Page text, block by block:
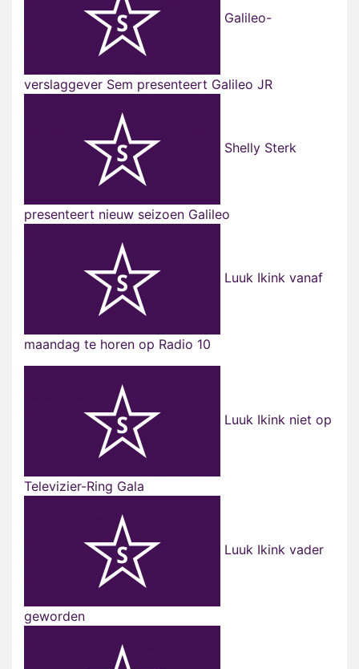
Galileo-
verslaggever Sem presenteert Galileo JR
Shelly Sterk
presenteert nieuw seizoen Galileo
Luuk Ikink vanaf
maandag te horen op Radio 10
Luuk Ikink niet op
Televizier-Ring Gala
Luuk Ikink vader
geworden